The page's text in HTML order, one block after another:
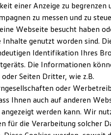
6
und Updates
Ihrem ID.
ID. Polo
vor Ort in Bamberg und
Spaß und Überraschungen.
einer Anzeige zu begrenzen
zu messen und zu
Webseite besucht haben
genutzt worden sind.
Identifikation Ihres
Die Informationen
Seiten Dritter, wie z.B.
oder
Ihnen auch auf anderen
werden kann. Wir
für die Verarbeitung solcher